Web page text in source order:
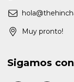
Muy pronto!
Sigamos